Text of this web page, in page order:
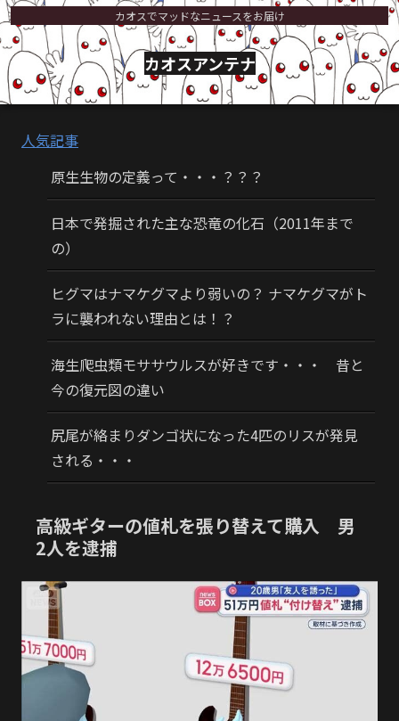
カオスでマッドなニュースをお届け
カオスアンテナ
人気記事
原生生物の定義って・・・？？？
日本で発掘された主な恐竜の化石（2011年まで
の）
ヒグマはナマケグマより弱いの？ ナマケグマがト
ラに襲われない理由とは！？
海生爬虫類モササウルスが好きです・・・ 昔と
今の復元図の違い
尻尾が絡まりダンゴ状になった4匹のリスが発見
される・・・
高級ギターの値札を張り替えて購入 男
2人を逮捕